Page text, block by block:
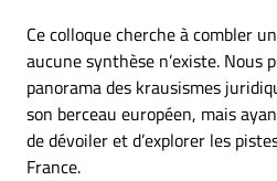
Ce colloque cherche à combler
aucune synthèse n’existe. Nous
panorama des krausismes
son berceau européen, mais
de dévoiler et d’explorer les
France.